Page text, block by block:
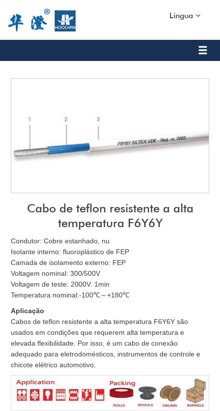
Língua
Cabo de teflon resistente a alta
temperatura F6Y6Y
Condutor: Cobre estanhado, nu
Isolante interno: fluoroplástico de FEP
Camada de isolamento externo: FEP
Voltagem nominal: 300/500V
Voltagem de teste: 2000V. 1min
Temperatura nominal:-100℃～+180℃
Aplicação
Cabos de teflon resistente a alta temperatura F6Y6Y são
usados em condições que requerem alta temperatura e
elevada flexibilidade. Por isso, é um cabo de conexão
adequado para eletrodomésticos, instrumentos de controle e
chicote elétrico automotivo.